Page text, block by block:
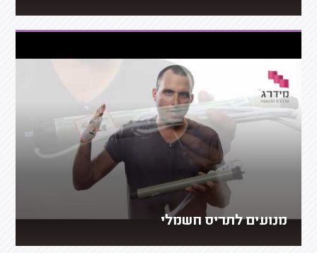
מנועים לתריס חשמלי